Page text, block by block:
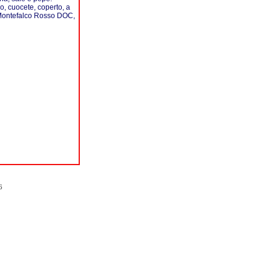
cuocete, coperto, a
Rosso DOC,